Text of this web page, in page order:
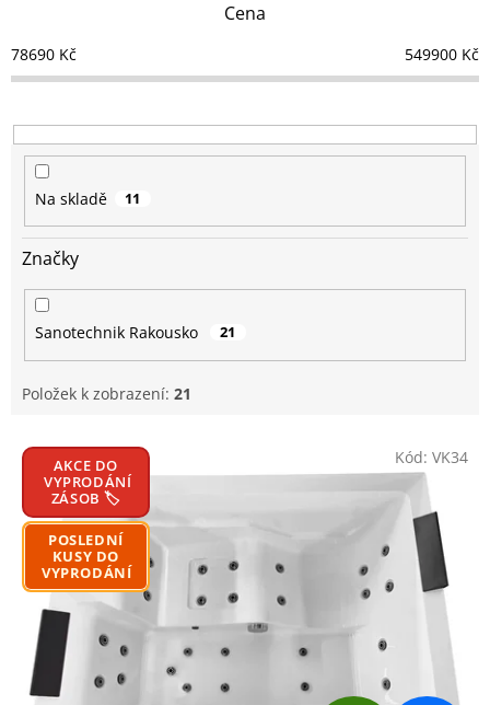
p
r
o
u
Cena
78690 Kč 549900 Kč
Na skladě 11
Značky
Sanotechnik Rakousko 21
Položek k zobrazení: 21
V
AKCE DO
VYPRODÁNÍ
ZÁSOB 🏷️
POSLEDNÍ
KUSY DO
VYPRODÁNÍ
Kód: VK34